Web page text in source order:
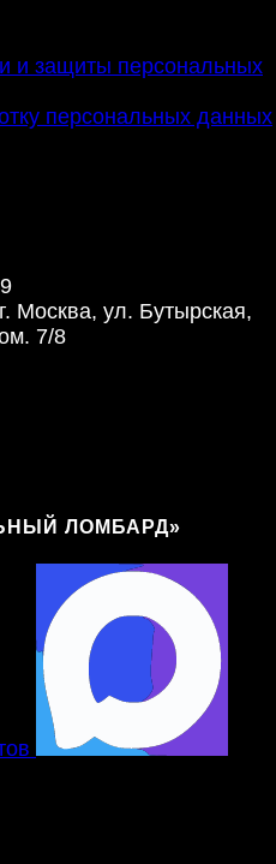
и защиты персональных
персональных данных
ул. Бутырская,
7/8
ЛОМБАРД»